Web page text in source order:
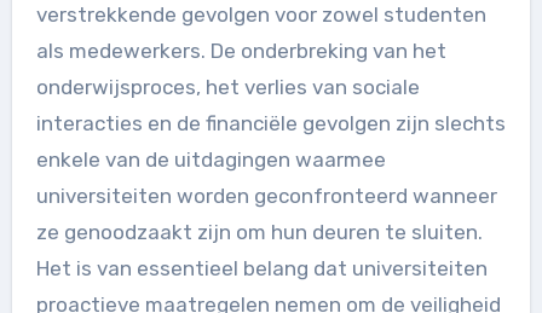
verstrekkende gevolgen voor zowel studenten
als medewerkers. De onderbreking van het
onderwijsproces, het verlies van sociale
interacties en de financiële gevolgen zijn slechts
enkele van de uitdagingen waarmee
universiteiten worden geconfronteerd wanneer
ze genoodzaakt zijn om hun deuren te sluiten.
Het is van essentieel belang dat universiteiten
proactieve maatregelen nemen om de veiligheid